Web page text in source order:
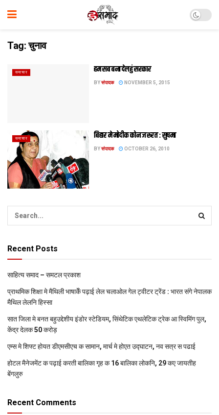
Tag:चुनाव
समाचार हम सब बना देलहुं सरकार
BYसंपादक NOVEMBER 5, 2015
समाचार बि‍हार मे मोदीक कोन जरूरत : सुषमा
BYसंपादक OCTOBER 26, 2010
Recent Posts
साहित्य समाद – समटल प्रकाश
प्राथमिक शि‍क्षा मे मैथि‍ली भाषाकेँ पढ़ाई लेल चलाओल गेल ट्वीटर ट्रेंड : भारत संगे नेपालक
मैथिल लेलनि हिस्सा
सात जिला मे बनत बहुउद्देशीय इंडोर स्‍टेडि‍यम, सिंथेटिक एथलेटिक ट्रेक आ स्विमिंग पुल,
केंद्र देलक 50 करोड़
एम्स मे शिफ्ट होयत डीएमसीएच क सामान, मार्च मे होएत उद्घाटन, नव सत्र स पढाई
होटल मैनेजमेंट क पढ़ाई करती बालिका गृह क 16 बालिका लोकनि, 29 कए जायतीह
बेंगलुरु
Recent Comments